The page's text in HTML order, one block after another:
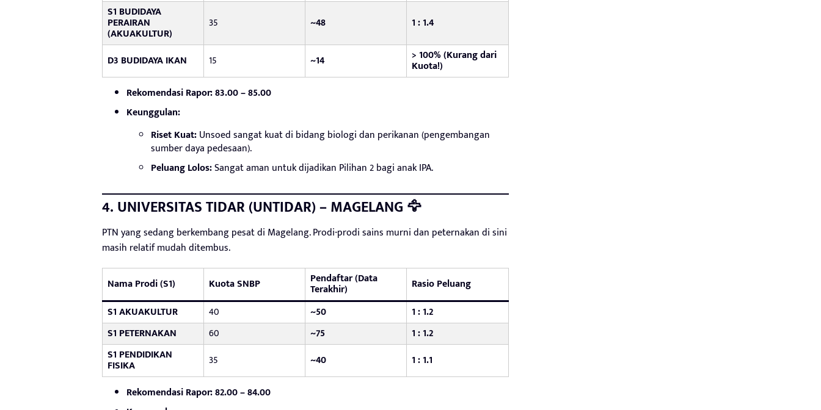
S1 BUDIDAYA
PERAIRAN
(AKUAKULTUR)
35 ~48 1 : 1.4
D3 BUDIDAYA IKAN 15 ~14 > 100% (Kurang dari
Kuota!)
Rekomendasi Rapor:83.00 – 85.00
Keunggulan:
Riset Kuat:Unsoed sangat kuat di bidang biologi dan perikanan (pengembangan
sumber daya pedesaan).
Peluang Lolos:Sangat aman untuk dijadikan Pilihan 2 bagi anak IPA.
4. UNIVERSITAS TIDAR (UNTIDAR) – MAGELANG 🦅
PTN yang sedang berkembang pesat di Magelang. Prodi-prodi sains murni dan peternakan di sini
masih relatif mudah ditembus.
Nama Prodi (S1) Kuota SNBP Pendaftar (Data
Terakhir)
Rasio Peluang
S1 AKUAKULTUR
40 ~50
1 : 1.2
S1 PETERNAKAN
60 ~75
1 : 1.2
S1 PENDIDIKAN
FISIKA 35 ~40
1 : 1.1
Rekomendasi Rapor:82.00 – 84.00